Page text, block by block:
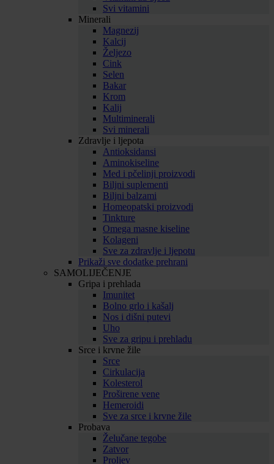
Svi vitamini
Minerali
Magnezij
Kalcij
Željezo
Cink
Selen
Bakar
Krom
Kalij
Multiminerali
Svi minerali
Zdravlje i ljepota
Antioksidansi
Aminokiseline
Med i pčelinji proizvodi
Biljni suplementi
Biljni balzami
Homeopatski proizvodi
Tinkture
Omega masne kiseline
Kolageni
Sve za zdravlje i ljepotu
Prikaži sve dodatke prehrani
SAMOLIJEČENJE
Gripa i prehlada
Imunitet
Bolno grlo i kašalj
Nos i dišni putevi
Uho
Sve za gripu i prehladu
Srce i krvne žile
Srce
Cirkulacija
Kolesterol
Proširene vene
Hemeroidi
Sve za srce i krvne žile
Probava
Želučane tegobe
Zatvor
Proljev